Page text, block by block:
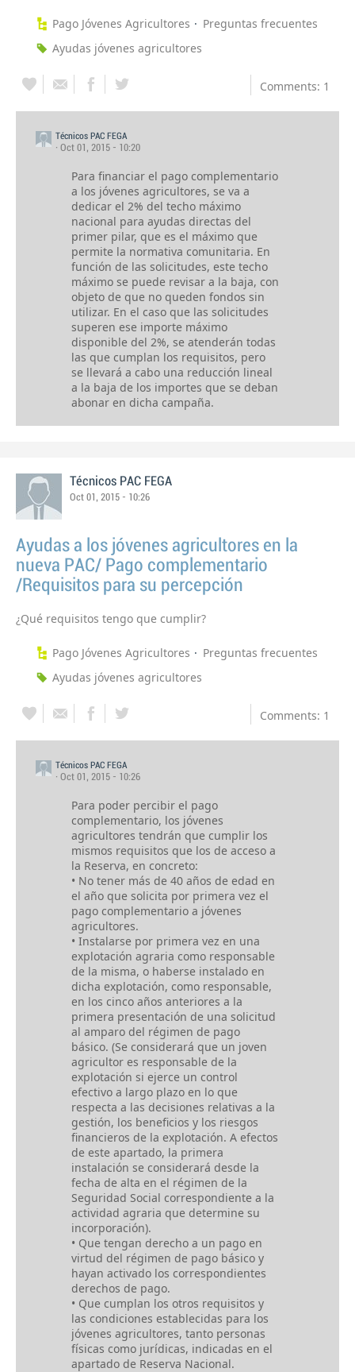
Pago Jóvenes Agricultores
Preguntas frecuentes
Ayudas jóvenes agricultores
Comments: 1
Técnicos PAC FEGA
· Oct 01, 2015 - 10:20
Para financiar el pago complementario
a los jóvenes agricultores, se va a
dedicar el 2% del techo máximo
nacional para ayudas directas del
primer pilar, que es el máximo que
permite la normativa comunitaria. En
función de las solicitudes, este techo
máximo se puede revisar a la baja, con
objeto de que no queden fondos sin
utilizar. En el caso que las solicitudes
superen ese importe máximo
disponible del 2%, se atenderán todas
las que cumplan los requisitos, pero
se llevará a cabo una reducción lineal
a la baja de los importes que se deban
abonar en dicha campaña.
Técnicos PAC FEGA
Oct 01, 2015 - 10:26
Ayudas a los jóvenes agricultores en la
nueva PAC/ Pago complementario
/Requisitos para su percepción
¿Qué requisitos tengo que cumplir?
Pago Jóvenes Agricultores
Preguntas frecuentes
Ayudas jóvenes agricultores
Comments: 1
Técnicos PAC FEGA
· Oct 01, 2015 - 10:26
Para poder percibir el pago
complementario, los jóvenes
agricultores tendrán que cumplir los
mismos requisitos que los de acceso a
la Reserva, en concreto:
• No tener más de 40 años de edad en
el año que solicita por primera vez el
pago complementario a jóvenes
agricultores.
• Instalarse por primera vez en una
explotación agraria como responsable
de la misma, o haberse instalado en
dicha explotación, como responsable,
en los cinco años anteriores a la
primera presentación de una solicitud
al amparo del régimen de pago
básico. (Se considerará que un joven
agricultor es responsable de la
explotación si ejerce un control
efectivo a largo plazo en lo que
respecta a las decisiones relativas a la
gestión, los beneficios y los riesgos
financieros de la explotación. A efectos
de este apartado, la primera
instalación se considerará desde la
fecha de alta en el régimen de la
Seguridad Social correspondiente a la
actividad agraria que determine su
incorporación).
• Que tengan derecho a un pago en
virtud del régimen de pago básico y
hayan activado los correspondientes
derechos de pago.
• Que cumplan los otros requisitos y
las condiciones establecidas para los
jóvenes agricultores, tanto personas
físicas como jurídicas, indicadas en el
apartado de Reserva Nacional.